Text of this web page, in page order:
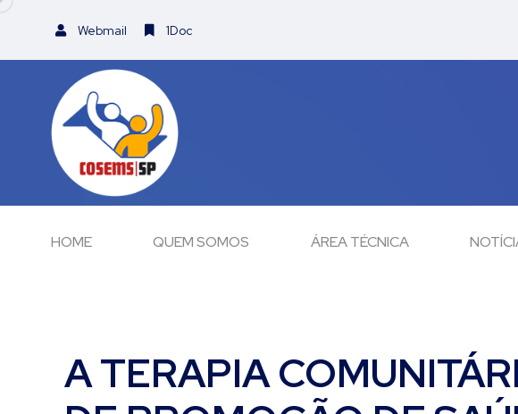
Webmail 1Doc
HOME QUEM SOMOS ÁREA TÉCNICA
A TERAPIA